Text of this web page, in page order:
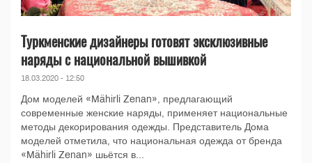
Туркменские дизайнеры готовят эксклюзивные
наряды с национальной вышивкой
18.03.2020 - 12:50
Дом моделей «Mähirli Zenan», предлагающий
современные женские наряды, применяет национальные
методы декорирования одежды. Представитель Дома
моделей отметила, что национальная одежда от бренда
«Mähirli Zenan» шьётся в...